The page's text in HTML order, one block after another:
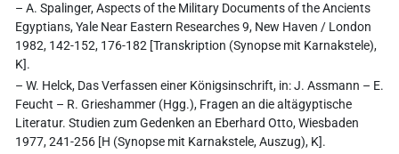
– A. Spalinger, Aspects of the Military Documents of the Ancients
Egyptians, Yale Near Eastern Researches 9, New Haven / London
1982, 142-152, 176-182 [Transkription (Synopse mit Karnakstele),
K].
– W. Helck, Das Verfassen einer Königsinschrift, in: J. Assmann – E.
Feucht – R. Grieshammer (Hgg.), Fragen an die altägyptische
Literatur. Studien zum Gedenken an Eberhard Otto, Wiesbaden
1977, 241-256 [H (Synopse mit Karnakstele, Auszug), K].